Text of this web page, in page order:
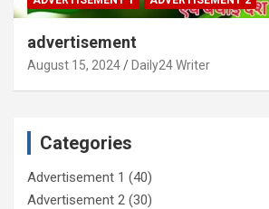
advertisement
August 15, 2024 Daily24 Writer
Categories
Advertisement 1 (40)
Advertisement 2 (30)